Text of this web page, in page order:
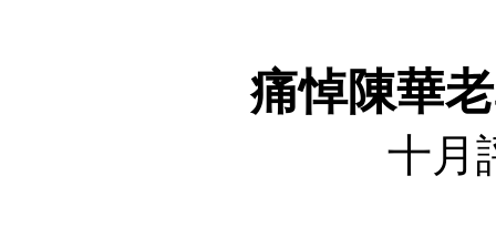
痛悼陳華
十月